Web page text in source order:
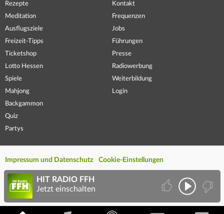
Rezepte
Meditation
Ausflugsziele
Freizeit-Tipps
Ticketshop
Lotto Hessen
Spiele
Mahjong
Backgammon
Quiz
Partys
Kontakt
Frequenzen
Jobs
Führungen
Presse
Radiowerbung
Weiterbildung
Login
Impressum und Datenschutz Cookie-Einstellungen
HIT RADIO FFH
Jetzt einschalten